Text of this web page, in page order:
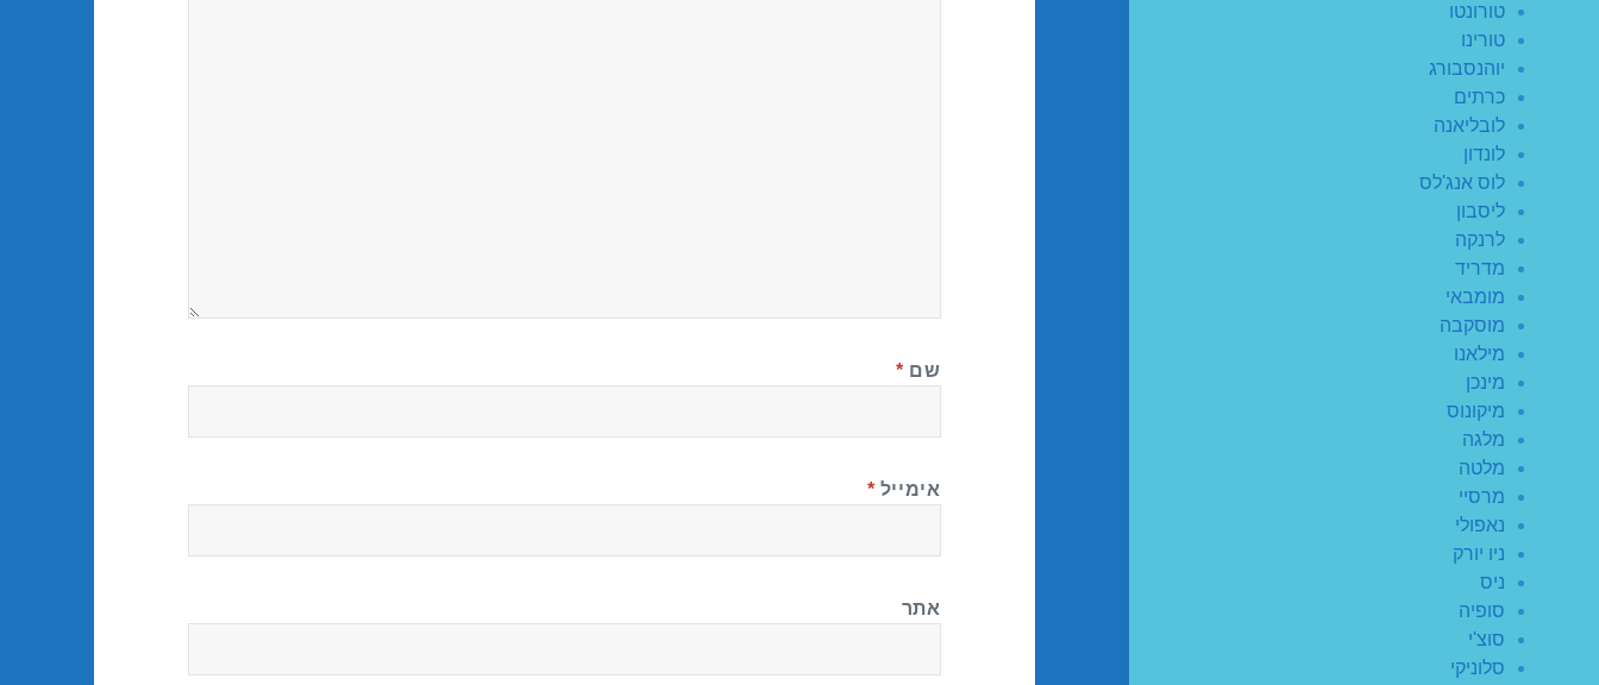
טורונטו
טורינו
יוהנסבורג
כרתים
לובליאנה
לונדון
לוס אנג'לס
ליסבון
לרנקה
מדריד
מומבאי
מוסקבה
מילאנו
מינכן
מיקונוס
מלגה
מלטה
מרסיי
נאפולי
ניו יורק
ניס
סופיה
סוצ'י
סלוניקי
שם *
אימייל *
אתר